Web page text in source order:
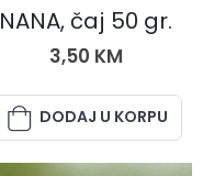
NANA, čaj 50 gr.
3,50 KM
DODAJ U KORPU